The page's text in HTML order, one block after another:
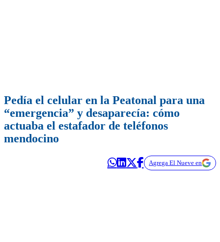
Pedía el celular en la Peatonal para una
“emergencia” y desaparecía: cómo
actuaba el estafador de teléfonos
mendocino
Agrega El Nueve en